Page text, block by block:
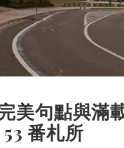
美句點與滿
番札所